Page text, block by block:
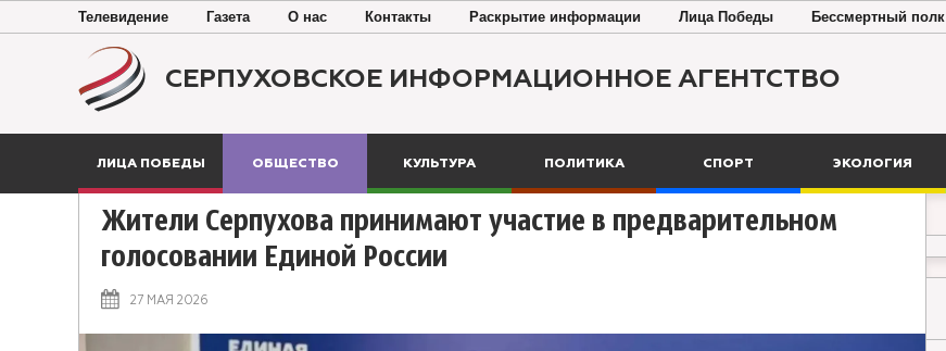
Телевидение Газета О нас Контакты Раскрытие информации Лица Победы Бессмертный полк
СЕРПУХОВСКОЕ ИНФОРМАЦИОННОЕ АГЕНТСТВО
ЛИЦА ПОБЕДЫ ОБЩЕСТВО КУЛЬТУРА ПОЛИТИКА СПОРТ ЭКОЛОГИЯ
Жители Серпухова принимают участие в предварительном
голосовании Единой России
27 МАЯ 2026